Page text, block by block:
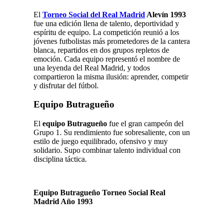
El Torneo Social del Real Madrid Alevín 1993
fue una edición llena de talento, deportividad y
espíritu de equipo. La competición reunió a los
jóvenes futbolistas más prometedores de la cantera
blanca, repartidos en dos grupos repletos de
emoción. Cada equipo representó el nombre de
una leyenda del Real Madrid, y todos
compartieron la misma ilusión: aprender, competir
y disfrutar del fútbol.
Equipo Butragueño
El equipo Butragueño fue el gran campeón del
Grupo 1. Su rendimiento fue sobresaliente, con un
estilo de juego equilibrado, ofensivo y muy
solidario. Supo combinar talento individual con
disciplina táctica.
Equipo Butragueño Torneo Social Real
Madrid Año 1993